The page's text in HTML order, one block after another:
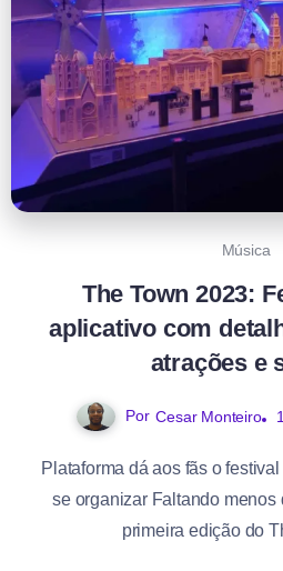
Música
The Town 2023:
aplicativo com
atrações e
Por Cesar Monteiro
Plataforma dá aos fãs o
se organizar Faltando menos
primeira edição do